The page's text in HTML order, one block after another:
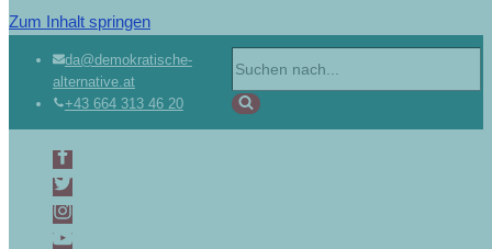
Zum Inhalt springen
da@demokratische-
alternative.at
+43 664 313 46 20